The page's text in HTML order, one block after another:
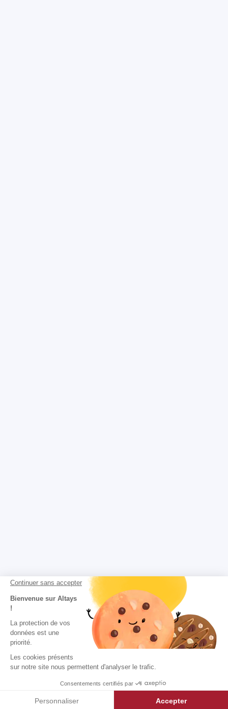
Continuer sans accepter
Bienvenue sur Altays
!
La protection de vos
données est une
priorité.
Les cookies présents
sur notre site nous permettent d'analyser le trafic.
Consentements certifiés par
Personnaliser Accepter